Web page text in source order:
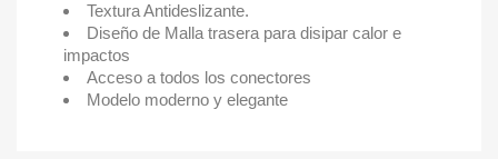
Textura Antideslizante.
Diseño de Malla trasera para disipar calor e
impactos
Acceso a todos los conectores
Modelo moderno y elegante
Iniciar sesión